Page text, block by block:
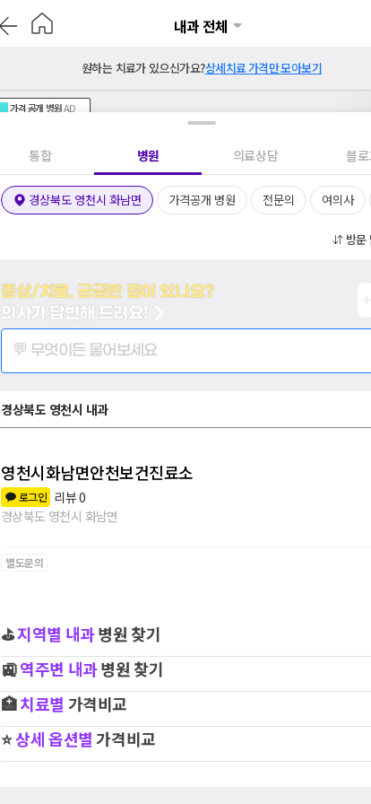
내과 전체
원하는 치료가 있으신가요?상세치료 가격만 모아보기
가격공개 병원AD
통합 병원 의료상담 블
경상북도 영천시 화남면 가격공개 병원 전문의 여의사
방문
증상/치료, 궁금한 점이 있나요?
의사가 답변해 드려요!
💬 무엇이든 물어보세요
경상북도 영천시 내과
영천시화남면안천보건진료소
로그인 리뷰0
경상북도 영천시 화남면
별도문의
⛳지역별 내과병원 찾기
🚉역주변 내과병원 찾기
🏥치료별 가격비교
⭐상세 옵션별가격비교